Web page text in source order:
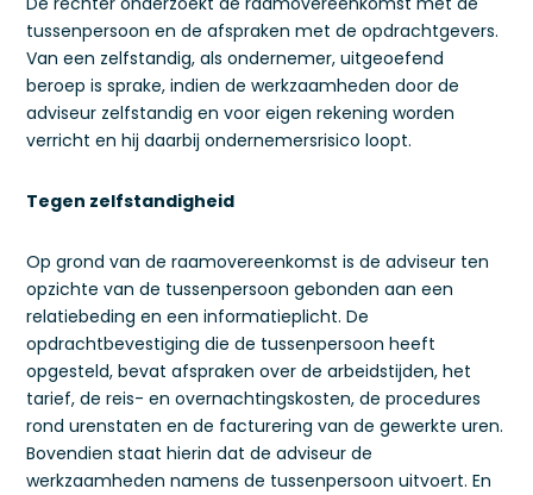
tussenpersoon en de afspraken met de opdrachtgevers.
Van een zelfstandig, als ondernemer, uitgeoefend
beroep is sprake, indien de werkzaamheden door de
adviseur zelfstandig en voor eigen rekening worden
verricht en hij daarbij ondernemersrisico loopt.
Tegen zelfstandigheid
Op grond van de raamovereenkomst is de adviseur ten
opzichte van de tussenpersoon gebonden aan een
relatiebeding en een informatieplicht. De
opdrachtbevestiging die de tussenpersoon heeft
opgesteld, bevat afspraken over de arbeidstijden, het
tarief, de reis- en overnachtingskosten, de procedures
rond urenstaten en de facturering van de gewerkte uren.
Bovendien staat hierin dat de adviseur de
werkzaamheden namens de tussenpersoon uitvoert. En